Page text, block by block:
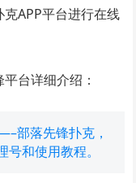
APP平台进行在线
台详细介绍：
部落先锋扑克，
和使用教程。